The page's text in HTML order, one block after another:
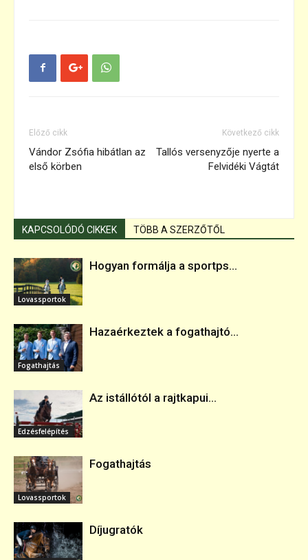
Előző cikk
Vándor Zsófia hibátlan az
első körben
Következő cikk
Tallós versenyzője nyerte a
Felvidéki Vágtát
KAPCSOLÓDÓ CIKKEK TÖBB A SZERZŐTŐL
Lovassportok
Hogyan formálja a sportps...
Fogathajtás
Hazaérkeztek a fogathajtó...
Edzésfelépítés
Az istállótól a rajtkapui...
Lovassportok
Fogathajtás
Díjugratók